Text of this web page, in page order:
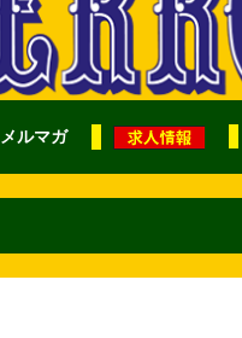
メルマガ